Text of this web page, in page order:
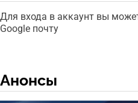
Для входа в аккаунт вы
Google почту
Анонсы